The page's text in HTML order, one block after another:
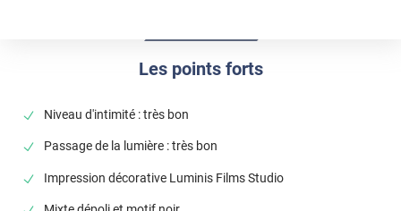
Les points forts
Niveau d'intimité : très bon
Passage de la lumière : très bon
Impression décorative Luminis Films Studio